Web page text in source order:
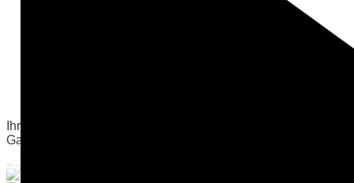
Ihre Experten für
Garten & Landschaft